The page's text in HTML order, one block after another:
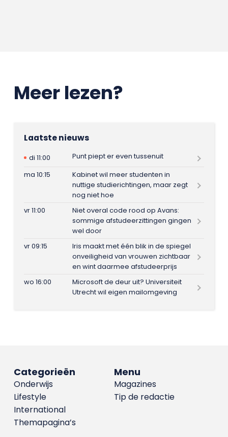
Meer lezen?
Laatste nieuws
di 11:00
Punt piept er even tussenuit
ma 10:15
Kabinet wil meer studenten in
nuttige studierichtingen, maar zegt
nog niet hoe
vr 11:00
Niet overal code rood op Avans:
sommige afstudeerzittingen gingen
wel door
vr 09:15
Iris maakt met één blik in de spiegel
onveiligheid van vrouwen zichtbaar
en wint daarmee afstudeerprijs
wo 16:00
Microsoft de deur uit? Universiteit
Utrecht wil eigen mailomgeving
Menu
Magazines
Tip de redactie
Categorieën
Onderwijs
Lifestyle
International
Themapagina’s